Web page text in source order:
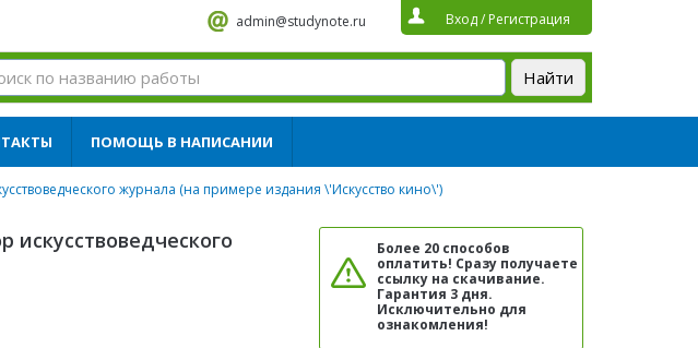
admin@studynote.ru Вход/ Регистрация
ПОМОЩЬ В НАПИСАНИИ
журнала (на примере издания \'Искусство кино\')
Более 20 способов
оплатить! Сразу получаете
ссылку на скачивание.
Гарантия 3 дня.
Исключительно для
ознакомления!